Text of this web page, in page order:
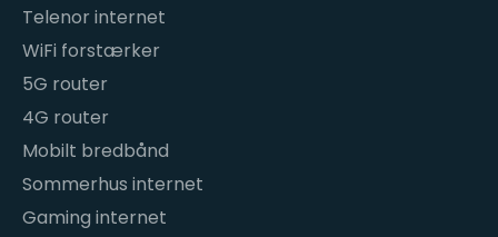
Telenor internet
WiFi forstærker
5G router
4G router
Mobilt bredbånd
Sommerhus internet
Gaming internet